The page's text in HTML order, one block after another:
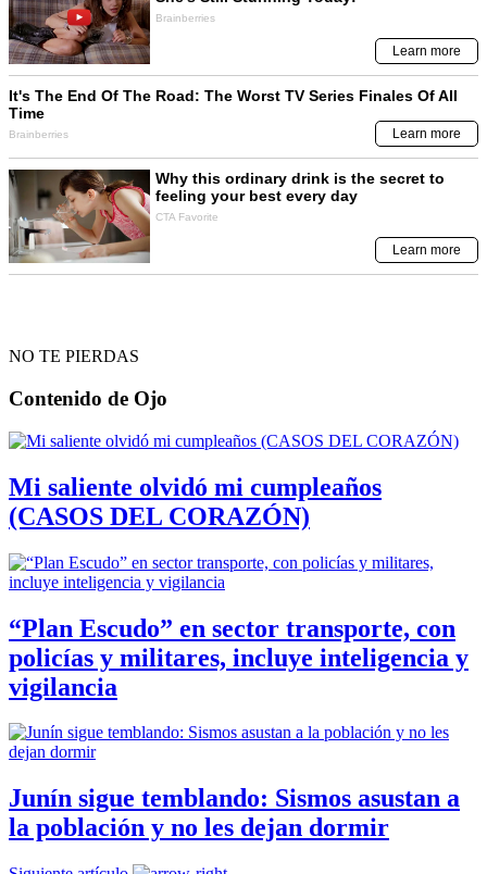
NO TE PIERDAS
Contenido de Ojo
Mi saliente olvidó mi cumpleaños
(CASOS DEL CORAZÓN)
“Plan Escudo” en sector transporte, con
policías y militares, incluye inteligencia y
vigilancia
Junín sigue temblando: Sismos asustan a
la población y no les dejan dormir